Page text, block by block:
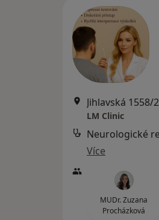
Jihlavská 1558/
LM Clinic
Neurologické
Více
MUDr. Zuzana
Procházková